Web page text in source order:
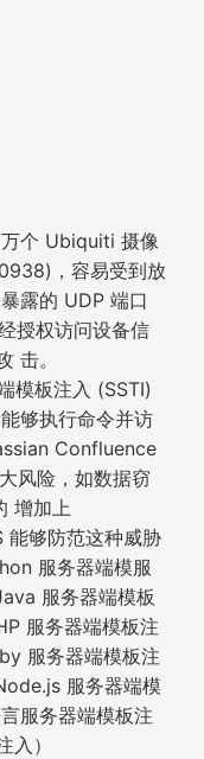
个 Ubiquiti 摄像
，容易受到放
露的 UDP 端口
授权访问设备信
击。
模板注入 (SSTI)
够执行命令并访
Confluence
风险，如数据窃
增加上
够防范这种威胁
服务器端模服
服务器端模板
服务器端模板注
服务器端模板注
服务器端模
服务器端模板注
）